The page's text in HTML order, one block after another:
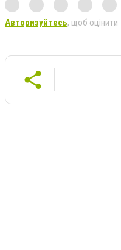
Авторизуйтесь, щоб оцінити